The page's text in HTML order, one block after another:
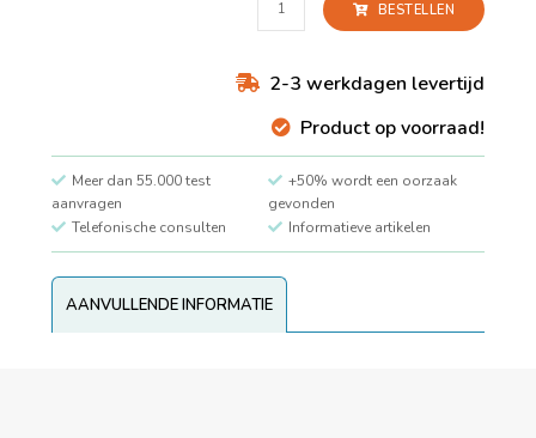
β-
aantal
BESTELLEN
2-3 werkdagen levertijd
Product op voorraad!
Meer dan 55.000 test
aanvragen
+50% wordt een oorzaak
gevonden
Telefonische consulten
Informatieve artikelen
AANVULLENDE INFORMATIE